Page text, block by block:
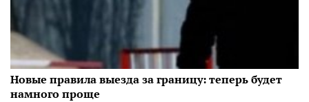
Новые правила выезда за границу: теперь будет
намного проще